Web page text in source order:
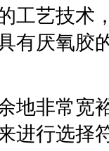
工艺技术
有厌氧胶
地非常宽
进行选择